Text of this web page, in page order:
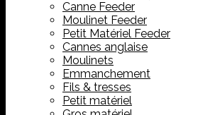
Canne Feeder
Moulinet Feeder
Petit Matériel Feeder
Cannes anglaise
Moulinets
Emmanchement
Fils & tresses
Petit matériel